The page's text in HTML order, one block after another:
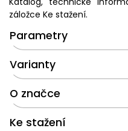
záložce Ke stažení.
Parametry
Varianty
O značce
Ke stažení